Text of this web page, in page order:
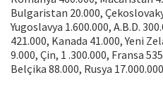
Bulgaristan 20.000,
Yugoslavya 1.600.000, A.B.D.
421.000, Kanada 41.000, Yeni
9.000, Çin, 1 .300.000, Fransa
Belçika 88.000, Rusya